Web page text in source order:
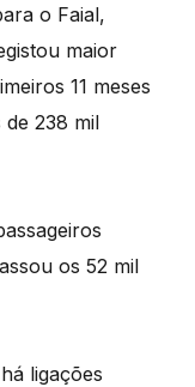
o Faial,
maior
11 meses
238 mil
os 52 mil
ligações